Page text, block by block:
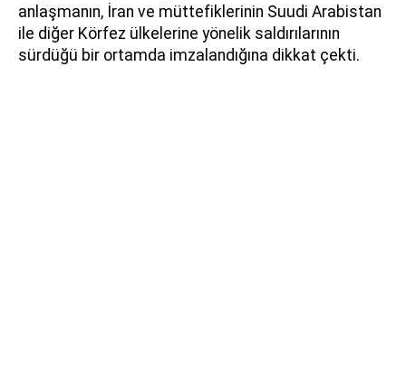
anlaşmanın, İran ve müttefiklerinin Suudi Arabistan
ile diğer Körfez ülkelerine yönelik saldırılarının
sürdüğü bir ortamda imzalandığına dikkat çekti.